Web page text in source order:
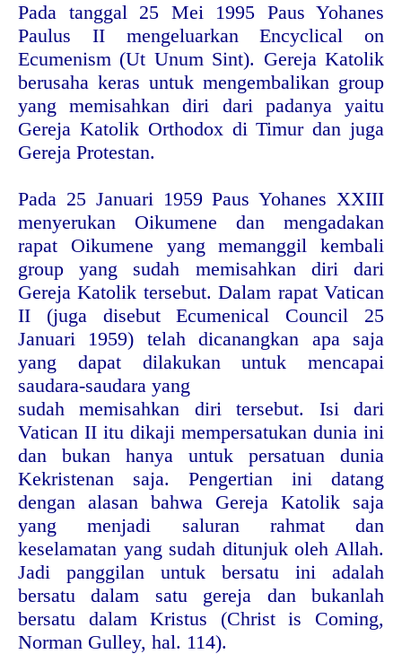
Pada tanggal 25 Mei 1995 Paus Yohanes
Paulus II mengeluarkan Encyclical on
Ecumenism (Ut Unum Sint). Gereja Katolik
berusaha keras untuk mengembalikan group
yang memisahkan diri dari padanya yaitu
Gereja Katolik Orthodox di Timur dan juga
Gereja Protestan.
Pada 25 Januari 1959 Paus Yohanes XXIII
menyerukan Oikumene dan mengadakan
rapat Oikumene yang memanggil kembali
group yang sudah memisahkan diri dari
Gereja Katolik tersebut. Dalam rapat Vatican
II (juga disebut Ecumenical Council 25
Januari 1959) telah dicanangkan apa saja
yang dapat dilakukan untuk mencapai
saudara-saudara yang
sudah memisahkan diri tersebut. Isi dari
Vatican II itu dikaji mempersatukan dunia ini
dan bukan hanya untuk persatuan dunia
Kekristenan saja. Pengertian ini datang
dengan alasan bahwa Gereja Katolik saja
yang menjadi saluran rahmat dan
keselamatan yang sudah ditunjuk oleh Allah.
Jadi panggilan untuk bersatu ini adalah
bersatu dalam satu gereja dan bukanlah
bersatu dalam Kristus (Christ is Coming,
Norman Gulley, hal. 114).